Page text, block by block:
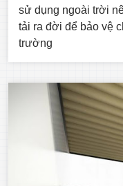
sử dụng ngoài trời
tải ra đời để bảo vệ
trường